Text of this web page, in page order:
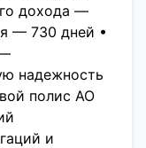
дохода —
— 730 дней •
надежность
полис АО
и